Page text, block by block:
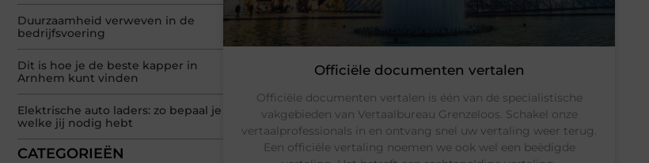
Duurzaamheid verweven in de
bedrijfsvoering
Dit is hoe je de beste kapper in
Arnhem kunt vinden
Elektrische auto laders: zo bepaal je
welke jij nodig hebt
CATEGORIEËN
Officiële documenten vertalen
Officiële documenten vertalen is één van de specialistische
vakgebieden van Vertaalbureau Grenzeloos. Schakel onze
vertaalprofessionals in en ontvang snel uw vertaling weer terug.
Een officiële vertaling noemen we ook wel een beëdigde